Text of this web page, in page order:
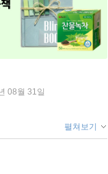
08월 31일
펼쳐보기